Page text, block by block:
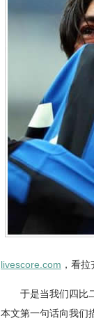
livescore.com ，看
于是当我们四比二
本文第一句话向我们